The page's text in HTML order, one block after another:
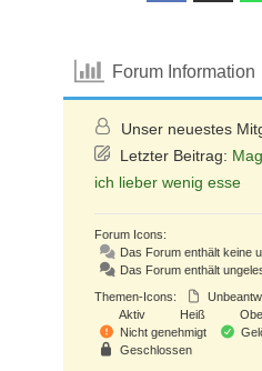
Forum Information
Unser neuestes
Letzter Beitrag:
ich lieber wenig esse
Forum Icons:
Das Forum enthält keine
Das Forum enthält
Themen-Icons:
Aktiv
Heiß
Nicht genehmigt
Geschlossen